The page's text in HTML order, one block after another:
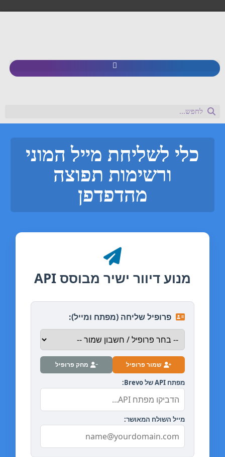
כלי לשליחת מייל המוני
ורשימות תפוצה
מהדפדפן
מנוע דיוור ישיר מבוסס API
פרופיל שליחה (מפתח ומייל):
שמור פרופיל מחק פרופיל
מפתח API של Brevo:
מייל השולח המאושר: